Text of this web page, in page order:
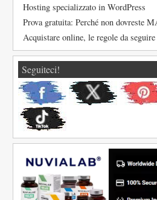
Hosting specializzato in WordPress
Prova gratuita: Perché non dovreste
Acquistare online, le regole da
Seguiteci!